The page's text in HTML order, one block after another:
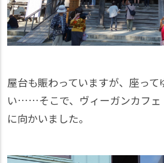
屋台も賑わっていますが、座って
い……そこで、ヴィーガンカフェ
に向かいました。